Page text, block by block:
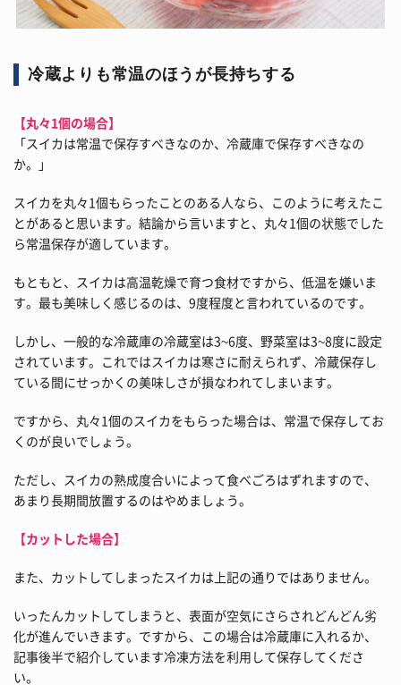
冷蔵よりも常温のほうが長持ちする
【丸々1個の場合】
「スイカは常温で保存すべきなのか、冷蔵庫で保存すべきなの
か。」
スイカを丸々1個もらったことのある人なら、このように考えたこ
とがあると思います。結論から言いますと、丸々1個の状態でした
ら常温保存が適しています。
もともと、スイカは高温乾燥で育つ食材ですから、低温を嫌いま
す。最も美味しく感じるのは、9度程度と言われているのです。
しかし、一般的な冷蔵庫の冷蔵室は3~6度、野菜室は3~8度に設定
されています。これではスイカは寒さに耐えられず、冷蔵保存し
ている間にせっかくの美味しさが損なわれてしまいます。
ですから、丸々1個のスイカをもらった場合は、常温で保存してお
くのが良いでしょう。
ただし、スイカの熟成度合いによって食べごろはずれますので、
あまり長期間放置するのはやめましょう。
【カットした場合】
また、カットしてしまったスイカは上記の通りではありません。
いったんカットしてしまうと、表面が空気にさらされどんどん劣
化が進んでいきます。ですから、この場合は冷蔵庫に入れるか、
記事後半で紹介しています冷凍方法を利用して保存してくださ
い。